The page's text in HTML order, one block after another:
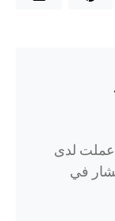
عملت لدى
في